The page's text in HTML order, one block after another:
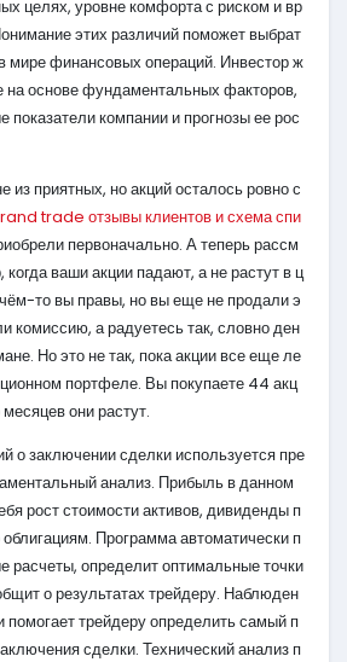
целях, уровне комфорта с риском и вр
этих различий поможет выбрат
мире финансовых операций. Инвестор ж
на основе фундаментальных факторов,
показатели компании и прогнозы ее рос
из приятных, но акций осталось ровно с
trade отзывы клиентов и схема спи
первоначально. А теперь рассм
ваши акции падают, а не растут в ц
то вы правы, но вы еще не продали э
комиссию, а радуетесь так, словно ден
Но это не так, пока акции все еще ле
портфеле. Вы покупаете 44 акц
они растут.
о заключении сделки используется пре
анализ. Прибыль в данном
рост стоимости активов, дивиденды п
Программа автоматически п
расчеты, определит оптимальные точки
о результатах трейдеру. Наблюден
помогает трейдеру определить самый п
сделки. Технический анализ п